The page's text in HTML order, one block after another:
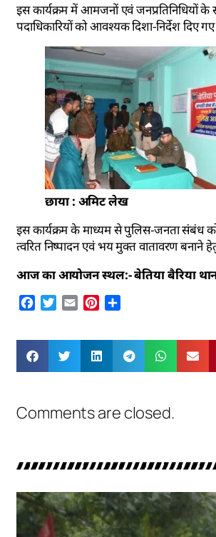
इस कार्यक्रम में आमजनों एवं जनप्रतिनिधियों
पदाधिकारियों को आवश्यक दिशा-निर्देश दिए
छाया : अमिट लेख
इस कार्यक्रम के माध्यम से पुलिस-जनता संबंध
त्वरित निष्पादन एवं भय मुक्त वातावरण बनाने
आज का आयोजन स्थल:- बेतिया बैरिया
Facebook
Twitter
Email Pinterest
Comments are closed.